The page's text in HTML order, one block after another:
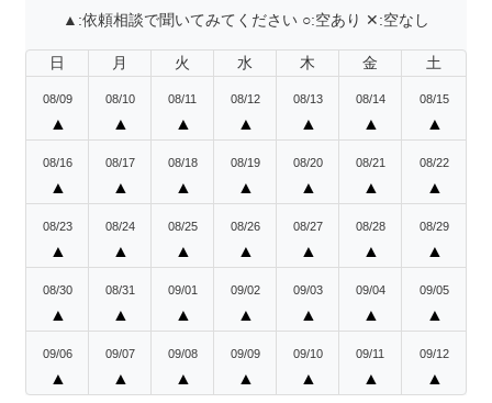
▲:依頼相談で聞いてみてください ○:空あり ✕:空なし
日 月 火 水 木 金 土
08/09
▲
08/10
▲
08/11
▲
08/12
▲
08/13
▲
08/14
▲
08/15
▲
08/16
▲
08/17
▲
08/18
▲
08/19
▲
08/20
▲
08/21
▲
08/22
▲
08/23
▲
08/24
▲
08/25
▲
08/26
▲
08/27
▲
08/28
▲
08/29
▲
08/30
▲
08/31
▲
09/01
▲
09/02
▲
09/03
▲
09/04
▲
09/05
▲
09/06
▲
09/07
▲
09/08
▲
09/09
▲
09/10
▲
09/11
▲
09/12
▲